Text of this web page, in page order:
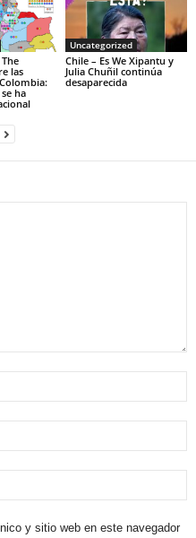
las
ha
Uncategorized
Chile – Es We Xipantu y
Julia Chuñil continúa
desaparecida
y sitio web en este navegador